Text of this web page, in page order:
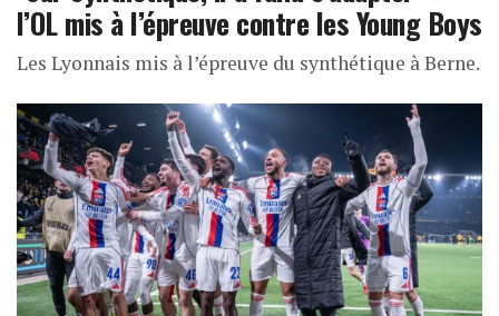
l’OL mis à l’épreuve contre les Young Boys
Les Lyonnais mis à l’épreuve du synthétique à Berne.